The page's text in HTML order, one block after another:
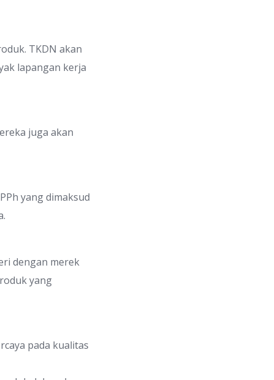
TKDN akan
lapangan kerja
juga akan
yang dimaksud
dengan merek
yang
pada kualitas